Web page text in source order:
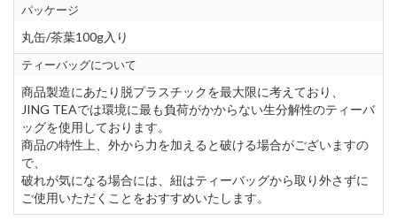
パッケージ
丸缶/茶葉100g入り
ティーバッグについて
商品製造にあたり脱プラスチックを最大限に考えており、
JING TEAでは環境に最も負荷がかからない生分解性のティーバ
ッグを使用しております。
商品の特性上、外から力を加えると破ける場合がございますの
で、
破れが気になる場合には、紐はティーバッグから取り外さずに
ご使用いただくことをおすすめいたします。